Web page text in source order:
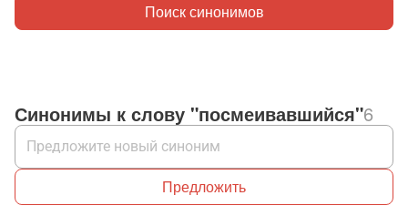
Поиск синонимов
Синонимы к слову "посмеивавшийся"6
Предложить